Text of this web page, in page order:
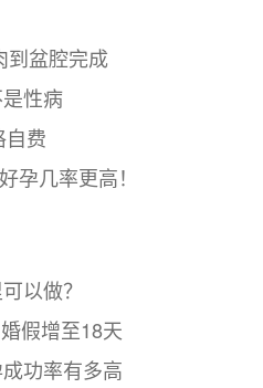
到盆腔完成
性病
自费
孕几率更高！
以做？
假增至18天
功率有多高